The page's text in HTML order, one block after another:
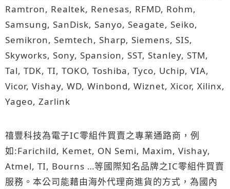
Ramtron, Realtek, Renesas, RFMD, Rohm,
Samsung, SanDisk, Sanyo, Seagate, Seiko,
Semikron, Semtech, Sharp, Siemens, SIS,
Skyworks, Sony, Spansion, SST, Stanley, STM,
Tal, TDK, TI, TOKO, Toshiba, Tyco, Uchip, VIA,
Vicor, Vishay, WD, Winbond, Wiznet, Xicor, Xilinx,
Yageo, Zarlink
禧豐科技為電子IC零組件買賣之專業通路商，例
如:Farichild, Kemet, ON Semi, Maxim, Vishay,
Atmel, TI, Bourns …等國際知名品牌之IC零組件買賣
服務。本公司能藉由海外代理商進貨的方式，為國內